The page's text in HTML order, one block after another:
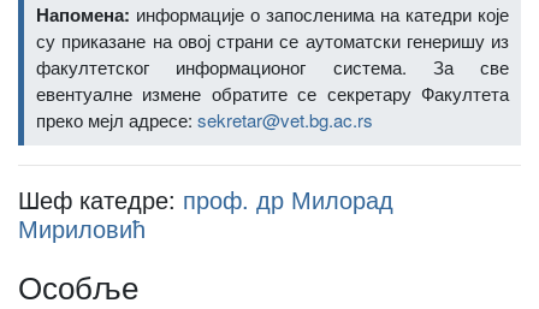
Напомена: информације о запосленима на катедри које
су приказане на овој страни се аутоматски генеришу из
факултетског информационог система. За све
евентуалне измене обратите се секретару Факултета
преко мејл адресе: sekretar@vet.bg.ac.rs
Шеф катедре: проф. др Милорад
Мириловић
Особље